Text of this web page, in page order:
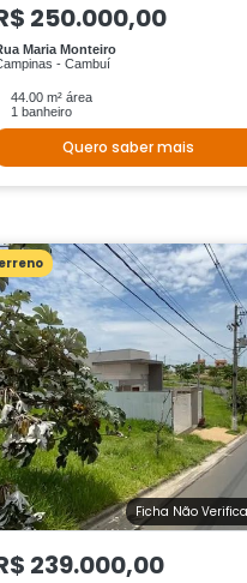
250.000,00
Maria Monteiro
- Cambuí
44.00 m² área
1 banheiro
Quero saber mais
Ficha Não
239.000,00